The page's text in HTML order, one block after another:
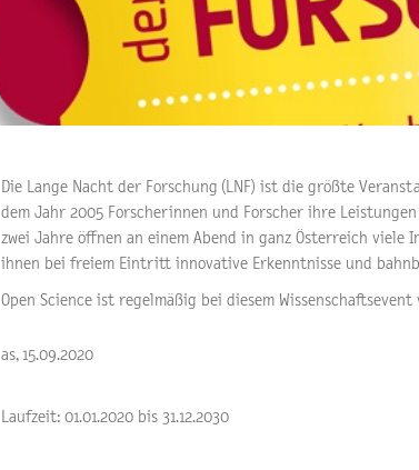
Die Lange Nacht der Forschung (LNF) ist die größte
dem Jahr 2005 Forscherinnen und Forscher ihre
zwei Jahre öffnen an einem Abend in ganz Österreich
ihnen bei freiem Eintritt innovative Erkenntnisse und
Open Science ist regelmäßig bei diesem
as, 15.09.2020
Laufzeit: 01.01.2020 bis 31.12.2030